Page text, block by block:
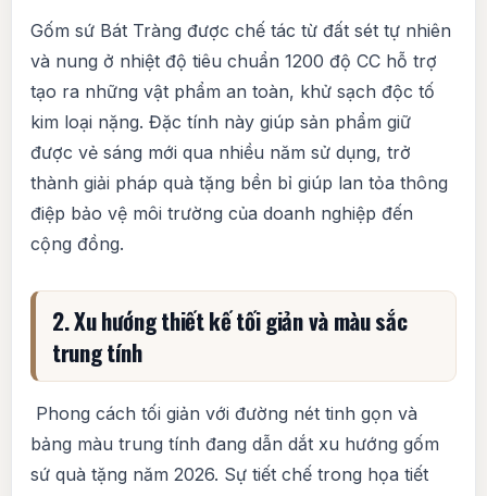
Gốm sứ Bát Tràng được chế tác từ đất sét tự nhiên
và nung ở nhiệt độ tiêu chuẩn 1200 độ CC hỗ trợ
tạo ra những vật phẩm an toàn, khử sạch độc tố
kim loại nặng. Đặc tính này giúp sản phẩm giữ
được vẻ sáng mới qua nhiều năm sử dụng, trở
thành giải pháp quà tặng bền bỉ giúp lan tỏa thông
điệp bảo vệ môi trường của doanh nghiệp đến
cộng đồng.
2. Xu hướng thiết kế tối giản và màu sắc
trung tính
Phong cách tối giản với đường nét tinh gọn và
bảng màu trung tính đang dẫn dắt xu hướng gốm
sứ quà tặng năm 2026. Sự tiết chế trong họa tiết